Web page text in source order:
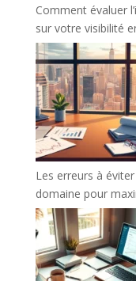
Comment évaluer
sur votre visibilité
Les erreurs à
domaine pour